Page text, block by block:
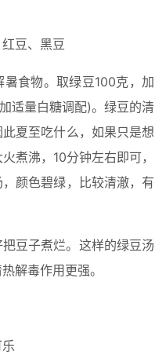
豆、黑豆
食物。取绿豆100克，加
适量白糖调配)。绿豆的清
夏至吃什么，如果只是想
煮沸，10分钟左右即可，
颜色碧绿，比较清澈，有
豆子煮烂。这样的绿豆汤
解毒作用更强。